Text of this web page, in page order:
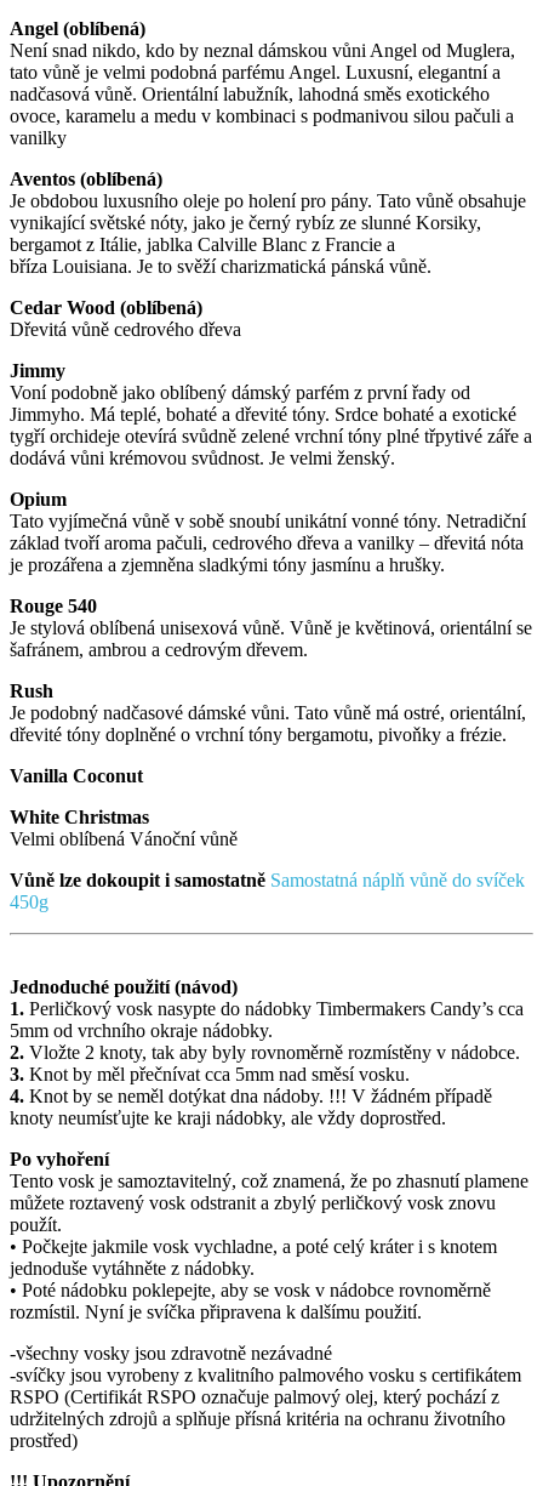
Angel (oblíbená)
Není snad nikdo, kdo by neznal dámskou vůni Angel od Muglera,
tato vůně je velmi podobná parfému Angel. Luxusní, elegantní a
nadčasová vůně. Orientální labužník, lahodná směs exotického
ovoce, karamelu a medu v kombinaci s podmanivou silou pačuli a
vanilky
Aventos (oblíbená)
Je obdobou luxusního oleje po holení pro pány. Tato vůně obsahuje
vynikající světské nóty, jako je černý rybíz ze slunné Korsiky,
bergamot z Itálie, jablka Calville Blanc z Francie a
bříza Louisiana. Je to svěží charizmatická pánská vůně.
Cedar Wood (oblíbená)
Dřevitá vůně cedrového dřeva
Jimmy
Voní podobně jako oblíbený dámský parfém z první řady od
Jimmyho. Má teplé, bohaté a dřevité tóny. Srdce bohaté a exotické
tygří orchideje otevírá svůdně zelené vrchní tóny plné třpytivé záře a
dodává vůni krémovou svůdnost. Je velmi ženský.
Opium
Tato vyjímečná vůně v sobě snoubí unikátní vonné tóny. Netradiční
základ tvoří aroma pačuli, cedrového dřeva a vanilky – dřevitá nóta
je prozářena a zjemněna sladkými tóny jasmínu a hrušky.
Rouge 540
Je stylová oblíbená unisexová vůně. Vůně je květinová, orientální se
šafránem, ambrou a cedrovým dřevem.
Rush
Je podobný nadčasové dámské vůni. Tato vůně má ostré, orientální,
dřevité tóny doplněné o vrchní tóny bergamotu, pivoňky a frézie.
Vanilla Coconut
White Christmas
Velmi oblíbená Vánoční vůně
Vůně lze dokoupit i samostatně Samostatná náplň vůně do svíček
450g
Jednoduché použití (návod)
1. Perličkový vosk nasypte do nádobky Timbermakers Candy’s cca
5mm od vrchního okraje nádobky.
2. Vložte 2 knoty, tak aby byly rovnoměrně rozmístěny v nádobce.
3. Knot by měl přečnívat cca 5mm nad směsí vosku.
4. Knot by se neměl dotýkat dna nádoby. !!! V žádném případě
knoty neumísťujte ke kraji nádobky, ale vždy doprostřed.
Po vyhoření
Tento vosk je samoztavitelný, což znamená, že po zhasnutí plamene
můžete roztavený vosk odstranit a zbylý perličkový vosk znovu
použít.
• Počkejte jakmile vosk vychladne, a poté celý kráter i s knotem
jednoduše vytáhněte z nádobky.
• Poté nádobku poklepejte, aby se vosk v nádobce rovnoměrně
rozmístil. Nyní je svíčka připravena k dalšímu použití.
-všechny vosky jsou zdravotně nezávadné
-svíčky jsou vyrobeny z kvalitního palmového vosku s certifikátem
RSPO (Certifikát RSPO označuje palmový olej, který pochází z
udržitelných zdrojů a splňuje přísná kritéria na ochranu životního
prostřed)